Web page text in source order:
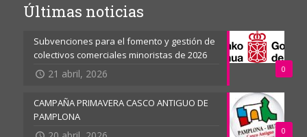
Últimas noticias
0
Subvenciones para el fomento y gestión de
colectivos comerciales minoristas de 2026
21 abril, 2026
0
CAMPAÑA PRIMAVERA CASCO ANTIGUO DE
PAMPLONA